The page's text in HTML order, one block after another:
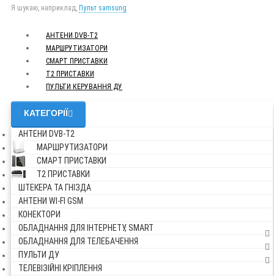
Я шукаю, наприклад, Пульт samsung
АНТЕНИ DVB-Т2
МАРШРУТИЗАТОРИ
СМАРТ ПРИСТАВКИ
Т2 ПРИСТАВКИ
ПУЛЬТИ КЕРУВАННЯ ДУ
КАТЕГОРІЇ
АНТЕНИ DVB-Т2
МАРШРУТИЗАТОРИ
СМАРТ ПРИСТАВКИ
Т2 ПРИСТАВКИ
ШТЕКЕРА ТА ГНІЗДА
АНТЕНИ WI-FI GSM
КОНЕКТОРИ
ОБЛАДНАННЯ ДЛЯ ІНТЕРНЕТУ, SMART
ОБЛАДНАННЯ ДЛЯ ТЕЛЕБАЧЕННЯ
ПУЛЬТИ ДУ
ТЕЛЕВІЗІЙНІ КРІПЛЕННЯ